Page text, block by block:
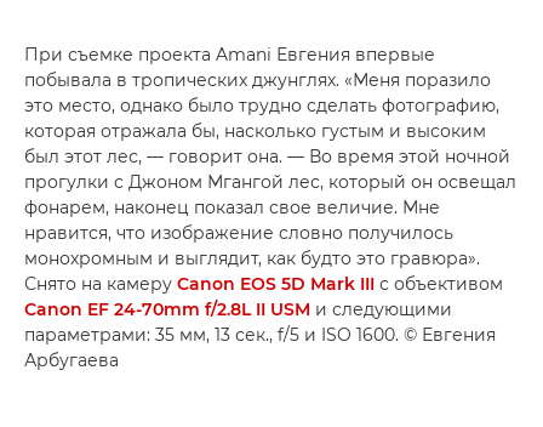
При съемке проекта Amani Евгения впервые
побывала в тропических джунглях. «Меня поразило
это место, однако было трудно сделать фотографию,
которая отражала бы, насколько густым и высоким
был этот лес, — говорит она. — Во время этой ночной
прогулки с Джоном Мгангой лес, который он освещал
фонарем, наконец показал свое величие. Мне
нравится, что изображение словно получилось
монохромным и выглядит, как будто это гравюра».
Снято на камеру Canon EOS 5D Mark III с объективом
Canon EF 24-70mm f/2.8L II USM и следующими
параметрами: 35 мм, 13 сек., f/5 и ISO 1600. © Евгения
Арбугаева